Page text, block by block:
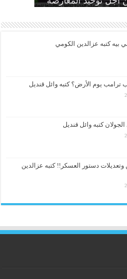
بيه كتبه عزالدين الكومي
يوم الأرض؟ كتبه وائل قنديل
كتبه وائل قنديل
وتعديلات دستور العسكر!! كتبه عزالدين